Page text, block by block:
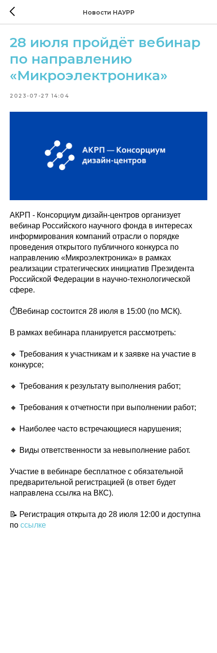
Новости НАУРР
28 июля пройдёт вебинар
по направлению
«Микроэлектроника»
2023-07-27 14:04
АКРП - Консорциум дизайн-центров организует
вебинар Российского научного фонда в интересах
информирования компаний отрасли о порядке
проведения открытого публичного конкурса по
направлению «Микроэлектроника» в рамках
реализации стратегических инициатив Президента
Российской Федерации в научно-технологической
сфере.
⏱️Вебинар состоится 28 июля в 15:00 (по МСК).
В рамках вебинара планируется рассмотреть:
🔸 Требования к участникам и к заявке на участие в
конкурсе;
🔸 Требования к результату выполнения работ;
🔸 Требования к отчетности при выполнении работ;
🔸 Наиболее часто встречающиеся нарушения;
🔸 Виды ответственности за невыполнение работ.
Участие в вебинаре бесплатное с обязательной
предварительной регистрацией (в ответ будет
направлена ссылка на ВКС).
📝 Регистрация открыта до 28 июля 12:00 и доступна
по ссылке
Политика конфиденциальности
© 2015-2026 НАУРР. Все права защищены.
При использовании материалов ссылка на ROBOTUNION.RU — обязательна